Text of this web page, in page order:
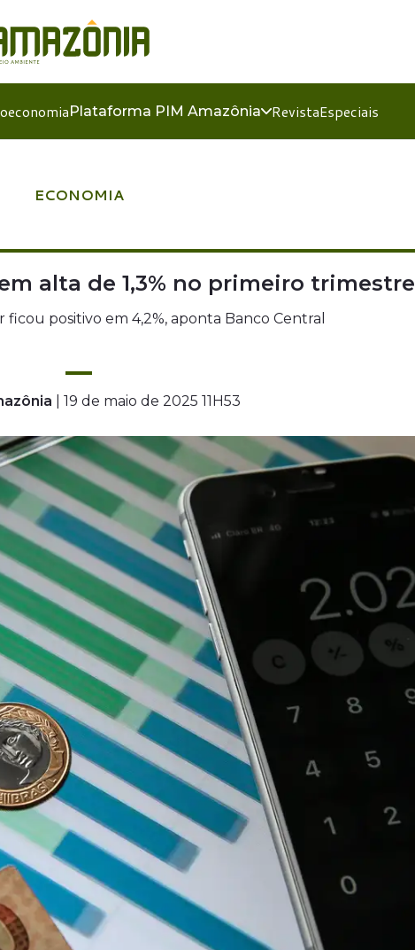
Plataforma PIM Amazônia RevistaEspeciais
ECONOMIA
alta de 1,3% no primeiro trimestre
ficou positivo em 4,2%, aponta Banco Central
| 19 de maio de 2025 11H53